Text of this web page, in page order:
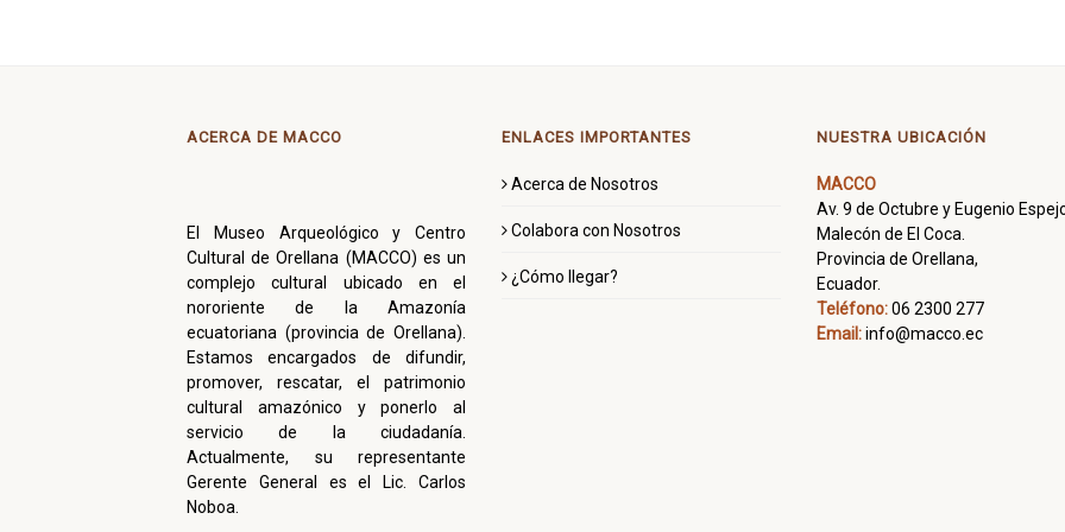
ACERCA DE MACCO
El Museo Arqueológico y Centro
Cultural de Orellana (MACCO) es un
complejo cultural ubicado en el
nororiente de la Amazonía
ecuatoriana (provincia de Orellana).
Estamos encargados de difundir,
promover, rescatar, el patrimonio
cultural amazónico y ponerlo al
servicio de la ciudadanía.
Actualmente, su representante
Gerente General es el Lic. Carlos
Noboa.
ENLACES IMPORTANTES
Acerca de Nosotros
Colabora con Nosotros
¿Cómo llegar?
NUESTRA UBICACIÓN
MACCO
Av. 9 de Octubre y Eugenio
Malecón de El Coca.
Provincia de Orellana,
Ecuador.
Teléfono:06 2300 277
Email:info@macco.ec